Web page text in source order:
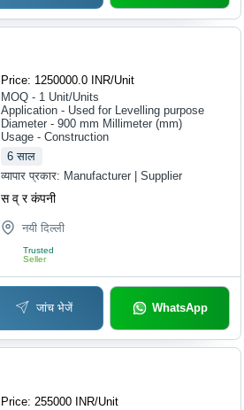
Price: 1250000.0 INR/Unit
MOQ - 1 Unit/Units
Application - Used for Levelling purpose
Diameter - 900 mm Millimeter (mm)
Usage - Construction
6 साल
व्यापार प्रकार: Manufacturer | Supplier
स व् र कंपनी
नयी दिल्ली
Trusted
Seller
जांच भेजें WhatsApp
Price: 255000 INR/Unit